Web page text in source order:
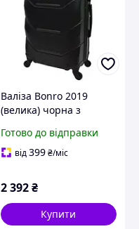
Валіза Bonro 2019
(велика) чорна з
кодовим замком і
телескопічною ручкою
Готово до відправки
від399₴/міс
2 392₴
Купити